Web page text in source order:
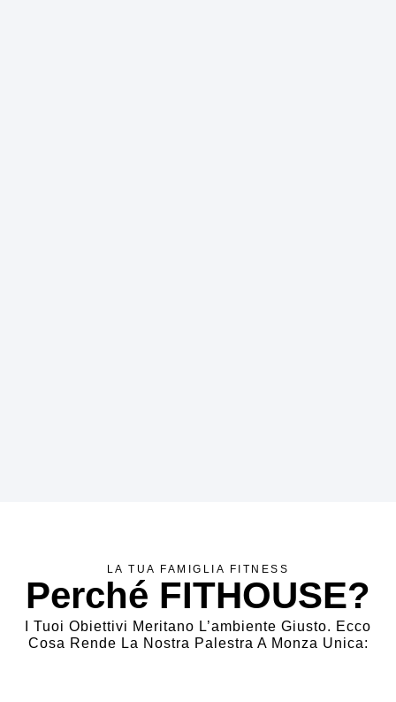
LA TUA FAMIGLIA FITNESS
Perché FITHOUSE?
I Tuoi Obiettivi Meritano L’ambiente Giusto. Ecco
Cosa Rende La Nostra Palestra A Monza Unica: